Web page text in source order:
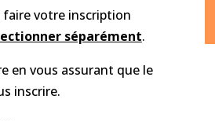
faire votre inscription
séparément.
en vous assurant que le
inscrire.